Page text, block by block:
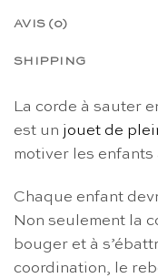
AVIS (0)
SHIPPING
La corde à sauter
est un jouet de
motiver les enfants
Chaque enfant
Non seulement la
bouger et à
coordination, le